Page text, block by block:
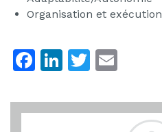
Organisation et exécution
F
c
Li
k
T
itt ai